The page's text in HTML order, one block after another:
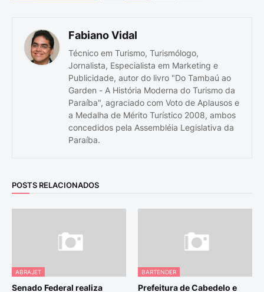
Fabiano Vidal
Técnico em Turismo, Turismólogo,
Jornalista, Especialista em Marketing e
Publicidade, autor do livro "Do Tambaú ao
Garden - A História Moderna do Turismo da
Paraíba", agraciado com Voto de Aplausos e
a Medalha de Mérito Turístico 2008, ambos
concedidos pela Assembléia Legislativa da
Paraíba.
POSTS RELACIONADOS
ABRAJET
Senado Federal realiza
BARTENDER
Prefeitura de Cabedelo e